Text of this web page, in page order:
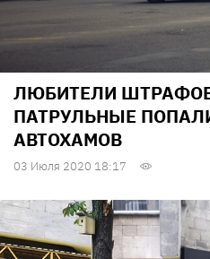
ЛЮБИТЕЛИ
ПАТРУЛЬНЫЕ
АВТОХАМОВ
03 Июля 2020 18:17